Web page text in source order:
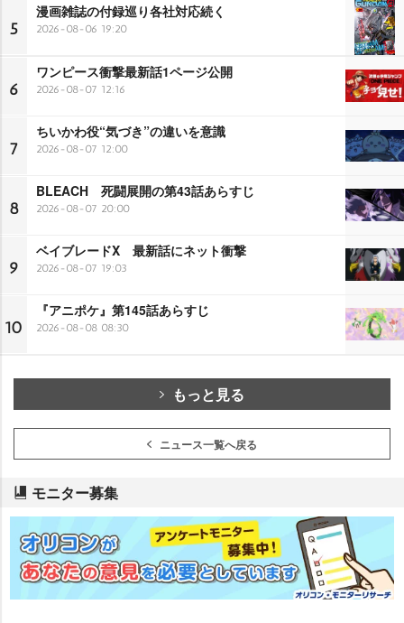
5
漫画雑誌の付録巡り各社対応続く
2026-08-06 19:20
6
ワンピース衝撃最新話1ページ公開
2026-08-07 12:16
7
ちいかわ役“気づき”の違いを意識
2026-08-07 12:00
8
BLEACH 死闘展開の第43話あらすじ
2026-08-07 20:00
9
ベイブレードX 最新話にネット衝撃
2026-08-07 19:03
10
『アニポケ』第145話あらすじ
2026-08-08 08:30
もっと見る
ニュース一覧へ戻る
モニター募集